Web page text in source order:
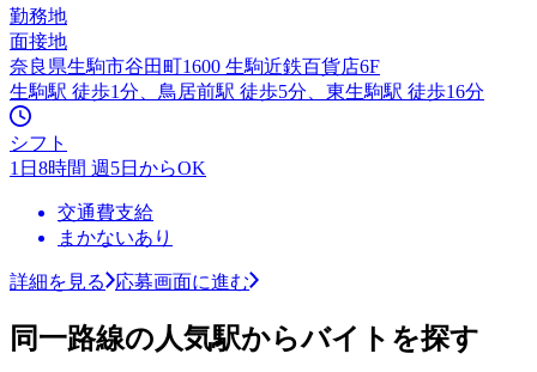
勤務地
面接地
奈良県生駒市谷田町1600 生駒近鉄百貨店6F
生駒駅 徒歩1分、鳥居前駅 徒歩5分、東生駒駅 徒歩16分
シフト
1日8時間 週5日からOK
交通費支給
まかないあり
詳細を見る 応募画面に進む
同一路線の人気駅からバイトを探す